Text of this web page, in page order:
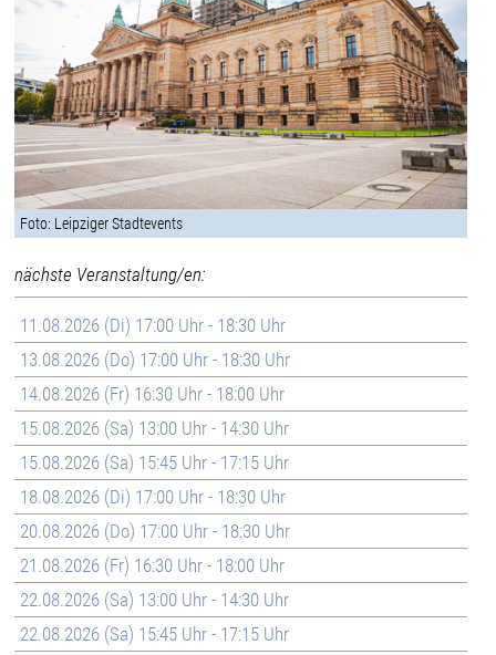
Foto: Leipziger Stadtevents
nächste Veranstaltung/en:
11.08.2026 (Di) 17:00 Uhr - 18:30 Uhr
13.08.2026 (Do) 17:00 Uhr - 18:30 Uhr
14.08.2026 (Fr) 16:30 Uhr - 18:00 Uhr
15.08.2026 (Sa) 13:00 Uhr - 14:30 Uhr
15.08.2026 (Sa) 15:45 Uhr - 17:15 Uhr
18.08.2026 (Di) 17:00 Uhr - 18:30 Uhr
20.08.2026 (Do) 17:00 Uhr - 18:30 Uhr
21.08.2026 (Fr) 16:30 Uhr - 18:00 Uhr
22.08.2026 (Sa) 13:00 Uhr - 14:30 Uhr
22.08.2026 (Sa) 15:45 Uhr - 17:15 Uhr